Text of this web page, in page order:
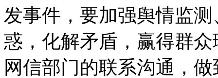
发事件，要加强舆情监
惑，化解矛盾，赢得群
网信部门的联系沟通，